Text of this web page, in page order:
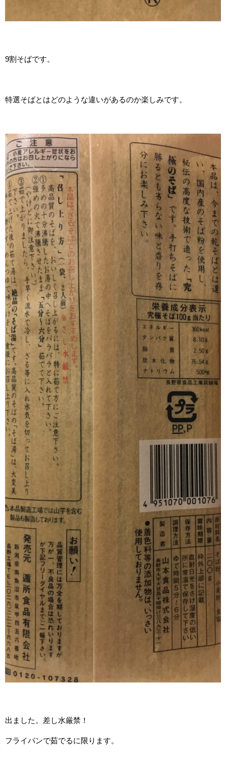
9割そばです。
特選そばとはどのような違いがあるのか楽しみです。
出ました。差し水厳禁！
フライパンで茹でるに限ります。